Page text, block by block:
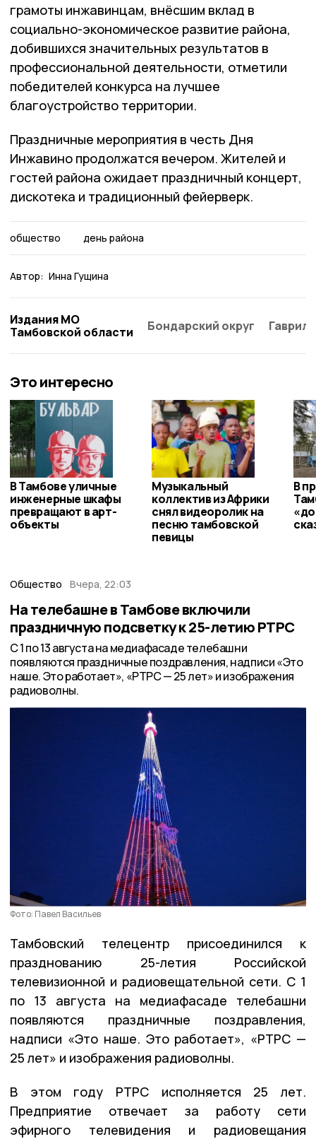
грамоты инжавинцам, внёсшим вклад в
социально-экономическое развитие района,
добившихся значительных результатов в
профессиональной деятельности, отметили
победителей конкурса на лучшее
благоустройство территории.
Праздничные мероприятия в честь Дня
Инжавино продолжатся вечером. Жителей и
гостей района ожидает праздничный концерт,
дискотека и традиционный фейерверк.
общество день района
Автор: Инна Гущина
Издания МО
Тамбовской области
Бондарский округ
Это интересно
В Тамбове уличные
инженерные шкафы
превращают в арт-
объекты
Музыкальный
коллектив из Африки
снял видеоролик на
песню тамбовской
певицы
В
Общество Вчера, 22:03
На телебашне в Тамбове включили
праздничную подсветку к 25-летию РТРС
С 1 по 13 августа на медиафасаде телебашни
появляются праздничные поздравления, надписи «Это
наше. Это работает», «РТРС — 25 лет» и изображения
радиоволны.
Фото: Павел Васильев
Тамбовский телецентр присоединился к
празднованию 25-летия Российской
телевизионной и радиовещательной сети. С 1
по 13 августа на медиафасаде телебашни
появляются праздничные поздравления,
надписи «Это наше. Это работает», «РТРС —
25 лет» и изображения радиоволны.
В этом году РТРС исполняется 25 лет.
Предприятие отвечает за работу сети
эфирного телевидения и радиовещания